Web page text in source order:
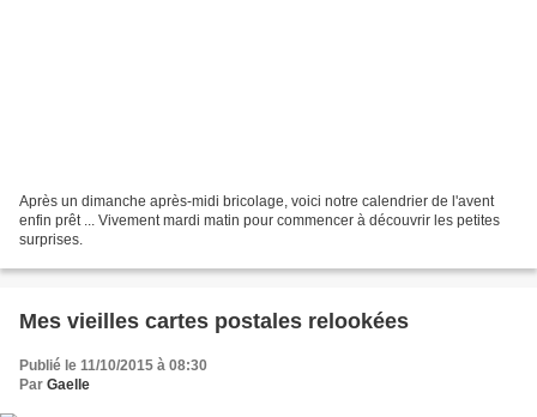
Après un dimanche après-midi bricolage, voici notre calendrier de l'avent
enfin prêt ... Vivement mardi matin pour commencer à découvrir les petites
surprises.
Mes vieilles cartes postales relookées
Publié le 11/10/2015 à 08:30
Par Gaelle